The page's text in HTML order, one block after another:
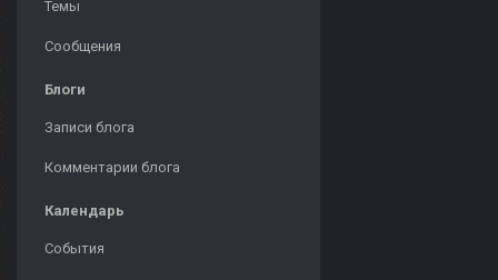
Темы
Сообщения
Блоги
Записи блога
Комментарии блога
Календарь
События